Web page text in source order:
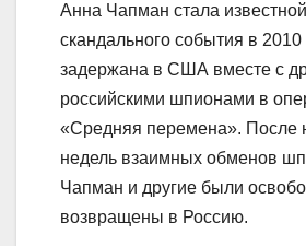
Анна Чапман стала
скандального события в
задержана в США вместе с
российскими шпионами в
«Средняя перемена». После
недель взаимных обменов
Чапман и другие были
возвращены в Россию.